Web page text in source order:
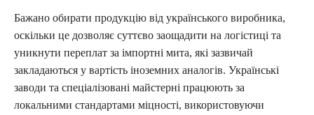
Бажано обирати продукцію від українського виробника,
оскільки це дозволяє суттєво заощадити на логістиці та
уникнути переплат за імпортні мита, які зазвичай
закладаються у вартість іноземних аналогів. Українські
заводи та спеціалізовані майстерні працюють за
локальними стандартами міцності, використовуючи